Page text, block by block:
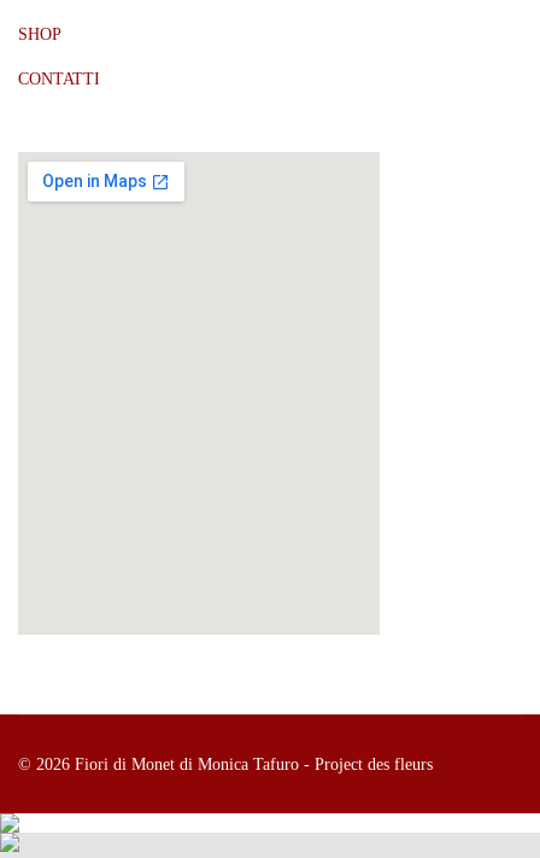
SHOP
CONTATTI
© 2026 Fiori di Monet di Monica Tafuro - Project des fleurs